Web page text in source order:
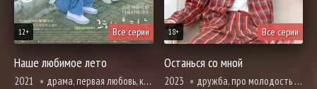
Все серии
12+
Наше любимое лето
2021 драма, первая любовь, комедия, мелодрама, про молодость и любовь, повседневность, романтика, про школу и школьников
Все серии
18+
Останься со мной
2023 дружба, про молодость и любовь, броманс, повседневность, про школу и школьников